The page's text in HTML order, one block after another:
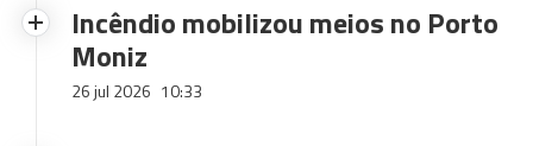
Incêndio mobilizou meios no Porto
Moniz
26 jul 2026 10:33